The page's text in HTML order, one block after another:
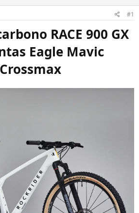
#1
RACE 900 GX
Eagle Mavic
Crossmax